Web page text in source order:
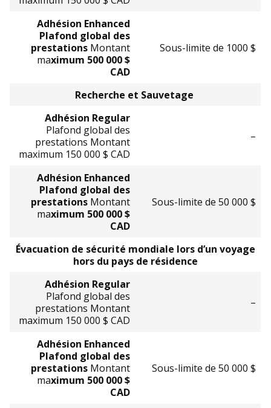
Adhésion Enhanced
Plafond global des
prestations Montant
maximum 500 000 $
CAD
Sous-limite de 1000 $
Recherche et Sauvetage
Adhésion Regular
Plafond global des
prestations Montant
maximum 150 000 $ CAD
–
Adhésion Enhanced
Plafond global des
prestations Montant
maximum 500 000 $
CAD
Sous-limite de 50 000 $
Évacuation de sécurité mondiale lors d’un voyage
hors du pays de résidence
Adhésion Regular
Plafond global des
prestations Montant
maximum 150 000 $ CAD
–
Adhésion Enhanced
Plafond global des
prestations Montant
maximum 500 000 $
CAD
Sous-limite de 50 000 $